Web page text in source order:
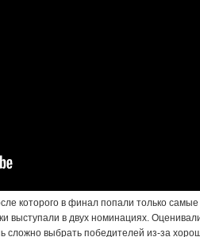
которого в финал попали только
выступали в двух номинациях.
сложно выбрать победителей из-за